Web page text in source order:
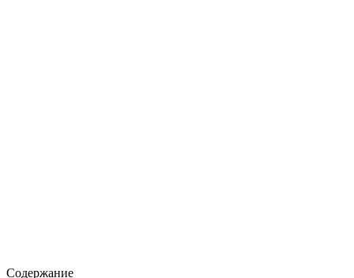
Содержание